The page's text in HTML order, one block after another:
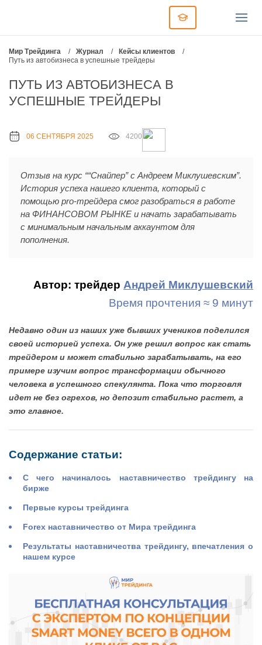
Мир Трейдинга / Журнал / Кейсы клиентов
/
Путь из автобизнеса в успешные трейдеры
ПУТЬ ИЗ АВТОБИЗНЕСА В
УСПЕШНЫЕ ТРЕЙДЕРЫ
06 СЕНТЯБРЯ 2025 4200
Отзыв на курс ““Снайпер” с Андреем Миклушевским”.
История успеха нашего клиента, который с
помощью pro-трейдера смог разобраться в работе
на ФИНАНСОВОМ РЫНКЕ и начать зарабатывать
с минимальным начальным аккаунтом для
пополнения.
Автор: трейдер Андрей Миклушевский
Время прочтения ≈ 9 минут
Недавно один из наших уже бывших учеников поделился
своей историей успеха. Он уже решил вопрос как стать
трейдером и может стабильно зарабатывать, на его
примере изучим вопрос трансформации обычного
человека в успешного спекулянта. Пока что торговля
идет не без огрехов, но депозит стабильно растет, а
это главное.
Содержание статьи:
С чего начиналось наставничество трейдингу на
бирже
Первые курсы трейдинга
Forex наставничество от Мира трейдинга
Результаты наставничества трейдингу, впечатления о
нашем курсе